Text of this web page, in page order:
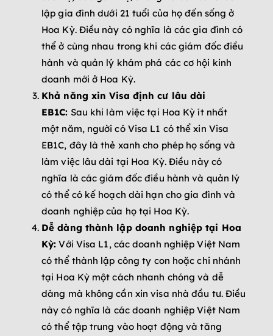
lập gia đình dưới 21 tuổi của họ đến sống ở
Hoa Kỳ. Điều này có nghĩa là các gia đình có
thể ở cùng nhau trong khi các giám đốc điều
hành và quản lý khám phá các cơ hội kinh
doanh mới ở Hoa Kỳ.
Khả năng xin Visa định cư lâu dài
EB1C: Sau khi làm việc tại Hoa Kỳ ít nhất
một năm, người có Visa L1 có thể xin Visa
EB1C, đây là thẻ xanh cho phép họ sống và
làm việc lâu dài tại Hoa Kỳ. Điều này có
nghĩa là các giám đốc điều hành và quản lý
có thể có kế hoạch dài hạn cho gia đình và
doanh nghiệp của họ tại Hoa Kỳ.
Dễ dàng thành lập doanh nghiệp tại Hoa
Kỳ: Với Visa L1, các doanh nghiệp Việt Nam
có thể thành lập công ty con hoặc chi nhánh
tại Hoa Kỳ một cách nhanh chóng và dễ
dàng mà không cần xin visa nhà đầu tư. Điều
này có nghĩa là các doanh nghiệp Việt Nam
có thể tập trung vào hoạt động và tăng